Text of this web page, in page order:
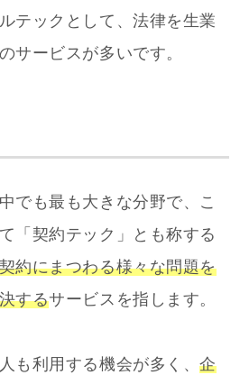
テックとして、法律を生業
サービスが多いです。
でも最も大きな分野で、こ
「契約テック」とも称する
契約にまつわる様々な問題を
するサービスを指します。
も利用する機会が多く、企